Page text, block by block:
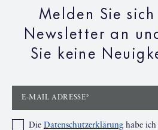
Melden Sie
Newsletter an
Sie keine
E-MAIL ADRESSE*
Die Datenschutzerklärung habe ich